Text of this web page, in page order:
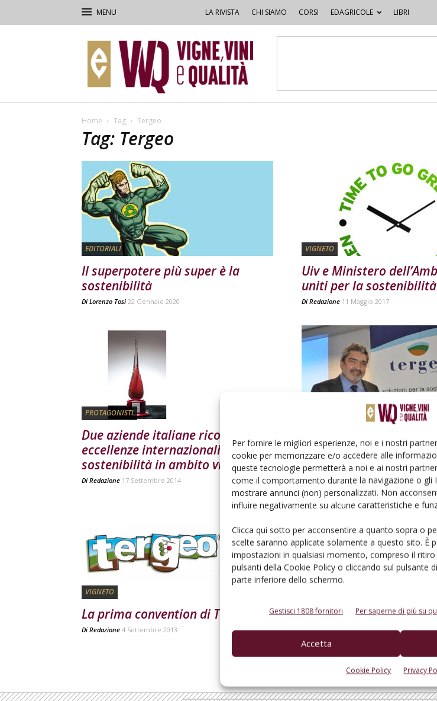
Per fornire le migliori esperienze, noi e i nostri
cookie per memorizzare e/o accedere alle
queste tecnologie permetterà a noi e ai nostri
come il comportamento durante la navigazione o gli
mostrare annunci (non) personalizzati. Non
influire negativamente su alcune caratteristiche e
Clicca qui sotto per acconsentire a quanto sopra o
scelte saranno applicate solamente a questo sito. È
impostazioni in qualsiasi momento, compreso il
pulsanti della Cookie Policy o cliccando sul pulsante
parte inferiore dello schermo.
Gestisci 1808 fornitori Per saperne di più su
Accetta
Cookie Policy Privacy
LA RIVISTA CHI SIAMO CORSI EDAGRICOLE LIBRI
–
Vigne,
Vini
&
Home Tag Tergeo
Tag: Tergeo
EDITORIALI
Il superpotere più super è la
sostenibilità
Di Lorenzo Tosi 22 Gennaio 2020
VIGNETO
Uiv e Ministero
uniti per la sostenibilità
Di Redazione 11 Maggio 2017
PROTAGONISTI
Due aziende italiane riconosciute
eccellenze internazionali della
sostenibilità in ambito vinicolo
Di Redazione 17 Settembre 2014
La prima convention di
Di Redazione 15 Novembre 2013
VIGNETO
La prima convention di Tergeo
Di Redazione 4 Settembre 2013
Tergeo, sostenibilità a
tondo
DiRedazione